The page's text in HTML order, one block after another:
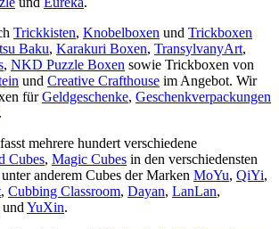
Trickkisten, Knobelboxen und Trickboxen
Baku, Karakuri Boxen, TransylvanyArt,
, NKD Puzzle Boxen sowie Trickboxen von
und Creative Crafthouse im Angebot. Wir
fürGeldgeschenke, Geschenkverpackungen
.
mehrere hundert verschiedene
Cubes, Magic Cubes in den verschiedensten
anderem Cubes der Marken MoYu, QiYi,
, Cubbing Classroom, Dayan, LanLan,
und YuXin.